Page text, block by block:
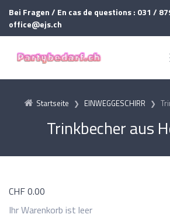
Bei Fragen / En cas de questions : 031 /
office@ejs.ch
Startseite EINWEGGESCHIRR
Trinkbecher aus
CHF0.00
Ihr Warenkorb ist leer